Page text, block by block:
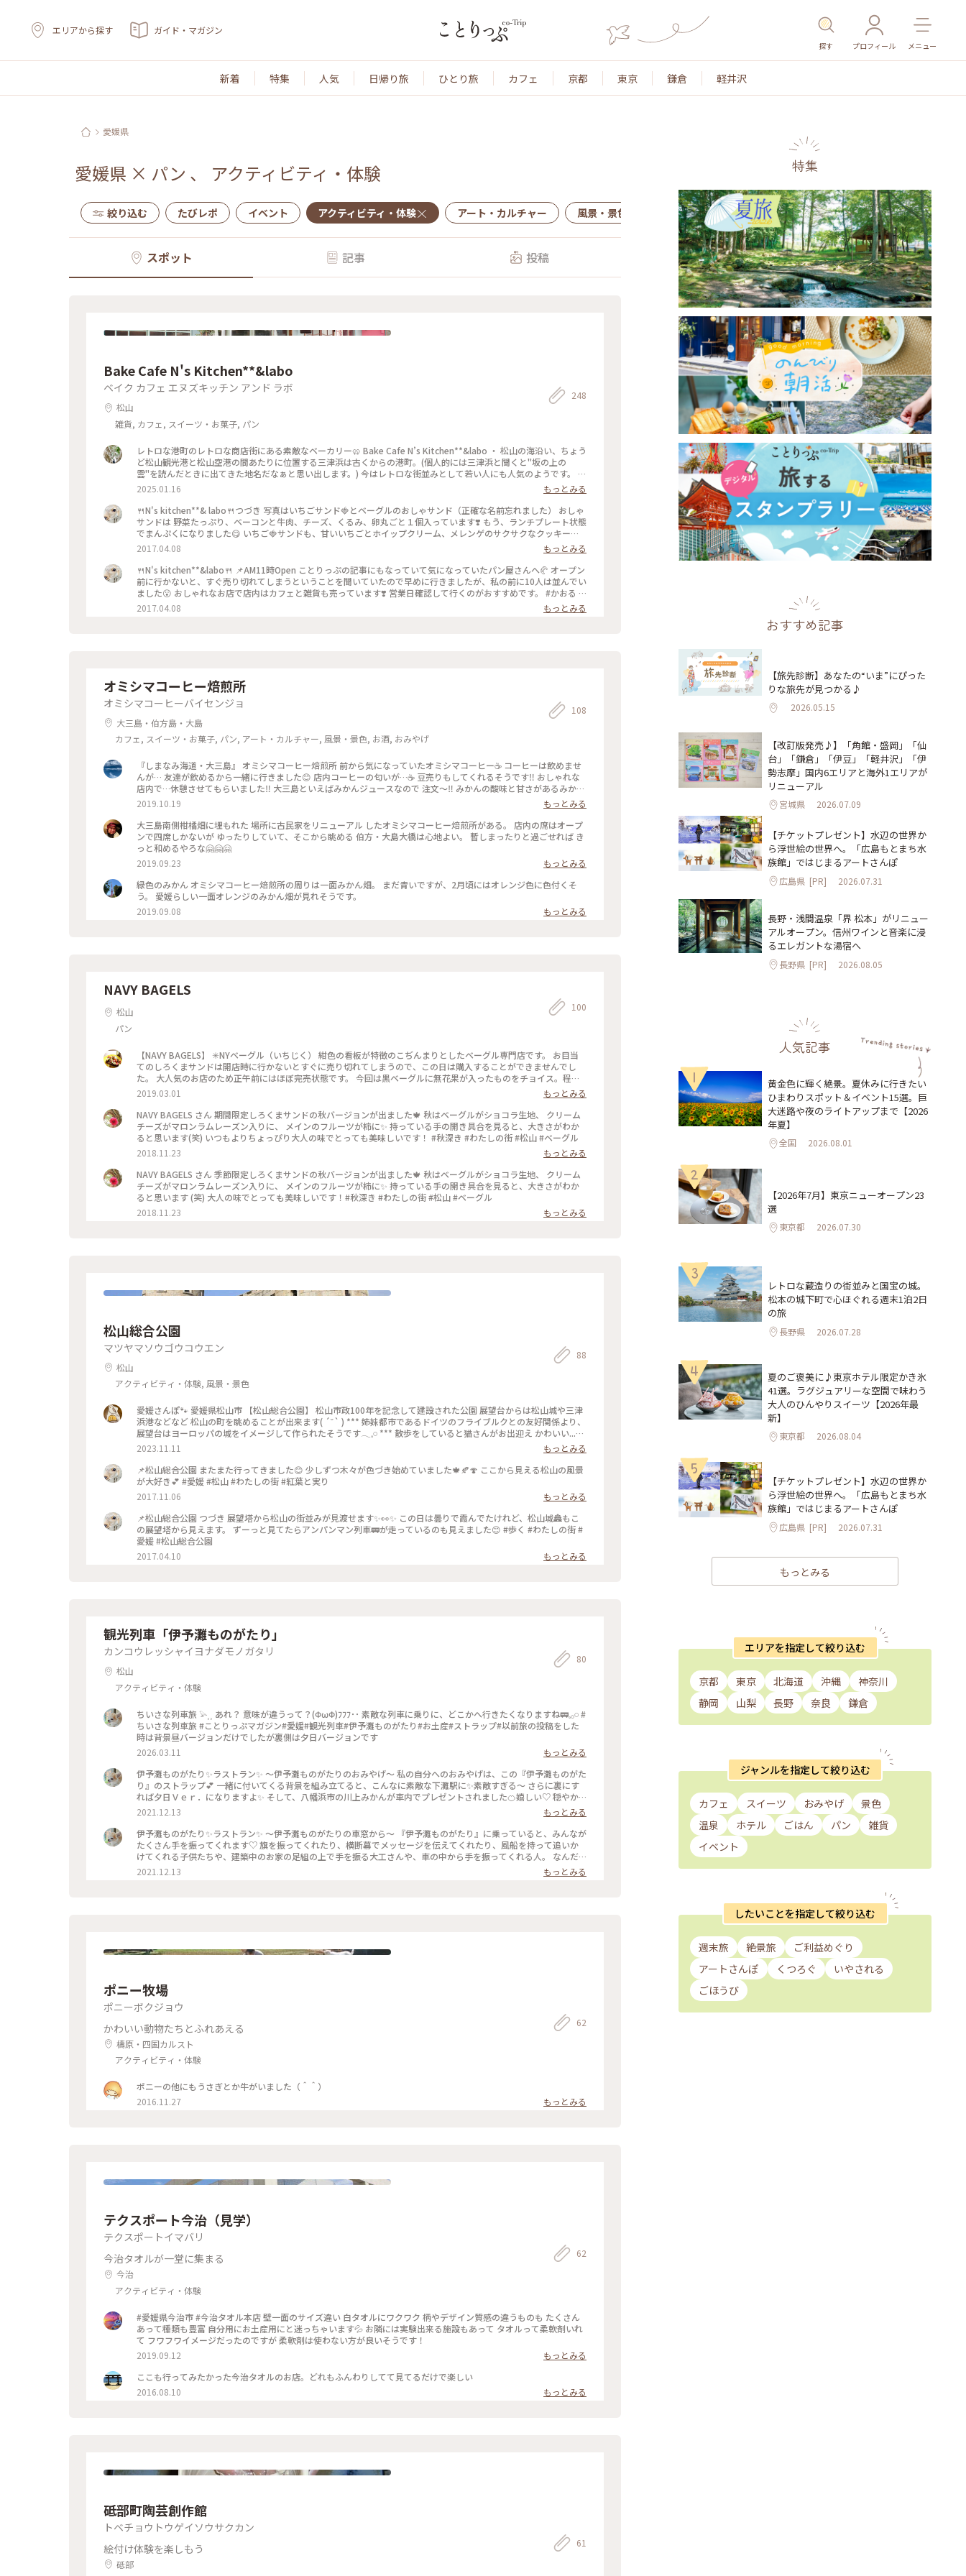
エリアから探す ガイド・マガジン
探す プロフィール メニュー
新着 特集 人気 日帰り旅 ひとり旅 カフェ 京都 東京 鎌倉 軽井沢
愛媛県
愛媛県 × パン 、 アクティビティ・体験
絞り込む たびレポ イベント アクティビティ・体験 アート・カルチャー 風景・景色 名所・旧跡 温泉・スパ その他施設 ごはん
スポット 記事 投稿
Bake Cafe N's Kitchen**&labo
ベイク カフェ エヌズキッチン アンド ラボ
松山
雑貨, カフェ, スイーツ・お菓子, パン
248
レトロな港町のレトロな商店街にある素敵なベーカリー🥨 Bake Cafe N’s Kitchen**&labo ・ 松山の海沿い、ちょう
ど松山観光港と松山空港の間あたりに位置する三津浜は古くからの港町。(個人的には三津浜と聞くと"坂の上の
雲"を読んだときに出てきた地名だなぁと思い出します。) 今はレトロな街並みとして若い人にも人気のようです。 松
山の市街地から観光港に戻る10kmほどの道のり🚲 三津浜を経由してここでパンを買ってフェリー乗り場へ向かいま
した。 三津浜商店街の通り沿いにあるこちらのベーカリー。古い建物、店頭にもレトロな椅子やソファが並んでい
ました。どこかノスタルジックで、でも新しさと調和を感じるところがとても魅力的。 店内にはおいしそうなパン
が並んでいて、私はシンプルなプレッツェルのほか、プレッツェルベーグル(明太チーズ)を購入。たまたまプレッツ
ェル系しか買ってないですが、いろんな種類のパンがスイーツ系もセイボリー系も充実しています。 ・ プレッツェ
ルベーグルはフェリーに乗り込んだあと、14時過ぎですがランチとしていただきました。 もっちりとした生地に明
太子とチーズ、おいしいに決まってるやつでした！ また松山に渡ることがあればもっと三津浜周辺もお散歩したい
なと思いました。 #エヌズキッチンアンドラボ #エヌズキッチン #三津浜商店街 #三津浜 #松山 #愛媛 #パン #ベーカ
リー #プレッツェル
2025.01.16
もっとみる
🍴N's kitchen**& labo🍴つづき 写真はいちごサンド🍓とベーグルのおしゃサンド（正確な名前忘れました） おしゃ
サンドは 野菜たっぷり、ベーコンと牛肉、チーズ、くるみ、卵丸ごと１個入っています❣️ もう、ランチプレート状態
でまんぷくになりました😋 いちご🍓サンドも、甘いいちごとホイップクリーム、メレンゲのサクサクなクッキー？
が挟んであって◎ 1人で食べる量とは思えないくらい他にもたくさん買いました💓 #かおる #パン部 #わたしの街 #愛
媛
2017.04.08
もっとみる
🍴N's kitchen**&labo🍴 📌AM11時Open ことりっぷの記事にもなっていて気になっていたパン屋さんへ🥐 オープン
前に行かないと、すぐ売り切れてしまうということを聞いていたので早めに行きましたが、私の前に10人は並んでい
ました😮 おしゃれなお店で店内はカフェと雑貨も売っています❣️ 営業日確認して行くのがおすすめです。 #かおる #
パン部 #わたしの街 #愛媛
2017.04.08 もっとみる
オミシマコーヒー焙煎所
オミシマコーヒーバイセンジョ
大三島・伯方島・大島
カフェ, スイーツ・お菓子, パン, アート・カルチャー, 風景・景色, お酒, おみやげ
108
『しまなみ海道・大三島』 オミシマコーヒー焙煎所 前から気になっていたオミシマコーヒー☕ コーヒーは飲めませ
んが… 友達が飲めるから一緒に行きました😊 店内コーヒーの匂いが…☕ 豆売りもしてくれるそうです‼ おしゃれな
店内で…休憩させてもらいました‼ 大三島といえばみかんジュースなので 注文〜‼ みかんの酸味と甘さがあるみかん
ジュース🍊 この日天気があまりよくなかったから 景色ははっきりしなかったけど 天気がいい日は最高だと思います
(*^^*) 珈琲はテイクアウトもできますよ‼️ 美味しい珈琲飲みに行ってみてください✌ #愛媛#しまなみ海道#大三島#
珈琲#おしゃれな店内#神の島#ドライブ
2019.10.19
もっとみる
大三島南側柑橘畑に埋もれた 場所に古民家をリニューアル したオミシマコーヒー焙煎所がある。 店内の席はオープ
ンで四席しかないが ゆったりしていて、そこから眺める 伯方・大島大橋は心地よい。 暫しまったりと過ごせれば き
っと和めるやろな🤗🤗🤗
2019.09.23
もっとみる
緑色のみかん オミシマコーヒー焙煎所の周りは一面みかん畑。 まだ青いですが、2月頃にはオレンジ色に色付くそ
う。 愛媛らしい一面オレンジのみかん畑が見れそうです。
2019.09.08
もっとみる
NAVY BAGELS
松山
パン
100
【NAVY BAGELS】 ✳︎NYベーグル（いちじく） 紺色の看板が特徴のこぢんまりとしたベーグル専門店です。 お目当
てのしろくまサンドは開店時に行かないとすぐに売り切れてしまうので、この日は購入することができませんでし
た。 大人気のお店のため正午前にはほぼ完売状態です。 今回は黒ベーグルに無花果が入ったものをチョイス。程良
い甘さで無花果との相性がとても良く癖なく食べられます。店内でクリームチーズをサンドしてもらうこともできま
すよ。 #愛媛 #松山 #パン #ベーグル
2019.03.01
もっとみる
NAVY BAGELS さん 期間限定しろくまサンドの秋バージョンが出ました🍁 秋はベーグルがショコラ生地、 クリーム
チーズがマロンラムレーズン入りに、 メインのフルーツが柿に✨ 持っている手の開き具合を見ると、大きさがわか
ると思います(笑) いつもよりちょっぴり大人の味でとっても美味しいです！ #秋深き #わたしの街 #松山 #ベーグル
2018.11.23
もっとみる
NAVY BAGELS さん 季節限定しろくまサンドの秋バージョンが出ました🍁 秋はベーグルがショコラ生地、 クリーム
チーズがマロンラムレーズン入りに、 メインのフルーツが柿に✨ 持っている手の開き具合を見ると、大きさがわか
ると思います (笑) 大人の味でとっても美味しいです！#秋深き #わたしの街 #松山 #ベーグル
2018.11.23
もっとみる
松山総合公園
マツヤマソウゴウコウエン
松山
アクティビティ・体験, 風景・景色
88
愛媛さんぽ🐾‪ 愛媛県松山市 【松山総合公園】 松山市政100年を記念して建設された公園 展望台からは松山城や三津
浜港などなど 松山の町を眺めることが出来ます( ´˘` ) *** 姉妹都市であるドイツのフライブルクとの友好関係より、
展望台はヨーロッパの城をイメージして作られたそうです𓂃𓈒𓏸︎︎︎︎ *** 散歩をしていると猫さんがお出迎え かわいい...♡
#私のことりっぷ旅 #秋さんぽ #愛媛 #松山 #松山総合公園 #さんぽ
2023.11.11
もっとみる
📌松山総合公園 またまた行ってきました😊 少しずつ木々が色づき始めていました🍁🍂🍄 ここから見える松山の風景
が大好き💕 #愛媛 #松山 #わたしの街 #紅葉と実り
2017.11.06
もっとみる
📌松山総合公園 つづき 展望塔から松山の街並みが見渡せます✨👀✨ この日は曇りで霞んでたけれど、松山城🏯もこ
の展望塔から見えます。 ずーっと見てたらアンパンマン列車🚃が走っているのも見えました😊 #歩く #わたしの街 #
愛媛 #松山総合公園
2017.04.10
もっとみる
観光列車「伊予灘ものがたり」
カンコウレッシャイヨナダモノガタリ
松山
アクティビティ・体験
80
ちいさな列車旅 𓅫⸒⸒ あれ？ 意味が違うって？(ΦωΦ)ﾌﾌﾌ･･ 素敵な列車に乗りに、どこかへ行きたくなりますね🚃𓈒𓂂𓏸 #
ちいさな列車旅 #ことりっぷマガジン#愛媛#観光列車#伊予灘ものがたり#お土産#ストラップ#以前旅の投稿をした
時は背景昼バージョンだけでしたが裏側は夕日バージョンです
2026.03.11
もっとみる
伊予灘ものがたり✨ラストラン✨ ～伊予灘ものがたりのおみやげ～ 私の自分へのおみやげは、この『伊予灘ものがた
り』のストラップ💕 一緒に付いてくる背景を組み立てると、こんなに素敵な下灘駅に✨素敵すぎる～ さらに裏にす
れば夕日Ｖｅｒ．になりますよ✨ そして、八幡浜市の川上みかんが車内でプレゼントされました🍊嬉しい♡ 穏やか
な海とみかん、私にとって愛媛そのものの景色です😊 『伊予灘ものがたり』は来春３両編成の新しい列車となって
戻ってきます❣️興味がある方は、ぜひこの素晴らしい体験をしに行ってみませんか？ #私のことりっぷ #伊予灘もの
がたり #ラストラン #予讃線#おみやげ#ストラップ#みかん#海#川上みかん
2021.12.13
もっとみる
伊予灘ものがたり✨ラストラン✨ ～伊予灘ものがたりの車窓から～ 『伊予灘ものがたり』に乗っていると、みんなが
たくさん手を振ってくれます♡ 旗を振ってくれたり、横断幕でメッセージを伝えてくれたり、風船を持って追いか
けてくれる子供たちや、建築中のお家の足組の上で手を振る大工さんや、車の中から手を振ってくれる人。 なんだ
か感動して、たくさん手を振り返して、うるっときちゃいました✨ 地域の人に愛されている『伊予灘ものがたり』 あ
たたかいおもてなしの心に感謝です😊 #私のことりっぷ #伊予灘ものがたり #ラストラン #予讃線 #車窓#あたたかい
2021.12.13 もっとみる
ポニー牧場
ポニーボクジョウ
かわいい動物たちとふれあえる
檮原・四国カルスト
アクティビティ・体験
62
ポニーの他にもうさぎとか牛がいました（＾＾）
2016.11.27
もっとみる
テクスポート今治（見学）
テクスポートイマバリ
今治タオルが一堂に集まる
今治
アクティビティ・体験
62
#愛媛県今治市 #今治タオル本店 壁一面のサイズ違い 白タオルにワクワク 柄やデザイン質感の違うものも たくさん
あって種類も豊富 自分用にお土産用にと迷っちゃいます💦 お隣には実験出来る施設もあって タオルって柔軟剤いれ
て フワフワイメージだったのですが 柔軟剤は使わない方が良いそうです！
2019.09.12
もっとみる
ここも行ってみたかった今治タオルのお店。どれもふんわりしてて見てるだけで楽しい
2016.08.10
もっとみる
砥部町陶芸創作館
トベチョウトウゲイソウサクカン
絵付け体験を楽しもう
砥部
61
特集
おすすめ記事
【旅先診断】あなたの“いま”にぴった
りな旅先が見つかる♪
2026.05.15
【改訂版発売♪】「角館・盛岡」「仙
台」「鎌倉」「伊豆」「軽井沢」「伊
勢志摩」国内6エリアと海外1エリアが
リニューアル
宮城県 2026.07.09
【チケットプレゼント】水辺の世界か
ら浮世絵の世界へ。「広島もとまち水
族館」ではじまるアートさんぽ
広島県 [PR] 2026.07.31
長野・浅間温泉「界 松本」がリニュー
アルオープン。信州ワインと音楽に浸
るエレガントな湯宿へ
長野県 [PR] 2026.08.05
人気記事
1
黄金色に輝く絶景。夏休みに行きたい
ひまわりスポット＆イベント15選。巨
大迷路や夜のライトアップまで【2026
年夏】
全国 2026.08.01
2
【2026年7月】東京ニューオープン23
選
東京都 2026.07.30
3
レトロな蔵造りの街並みと国宝の城。
松本の城下町で心ほぐれる週末1泊2日
の旅
長野県 2026.07.28
4
夏のご褒美に♪東京ホテル限定かき氷
41選。ラグジュアリーな空間で味わう
大人のひんやりスイーツ【2026年最
新】
東京都 2026.08.04
5
【チケットプレゼント】水辺の世界か
ら浮世絵の世界へ。「広島もとまち水
族館」ではじまるアートさんぽ
広島県 [PR] 2026.07.31
もっとみる
エリアを指定して絞り込む
京都 東京 北海道 沖縄
神奈川
静岡
山梨 長野 奈良 鎌倉
ジャンルを指定して絞り込む
カフェ スイーツ おみやげ
景色
温泉
ホテル ごはん パン
雑貨
イベント
したいことを指定して絞り込む
週末旅 絶景旅
ご利益めぐり
アートさんぽ
くつろぐ
いやされる
ごほうび